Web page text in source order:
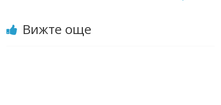
Вижте още